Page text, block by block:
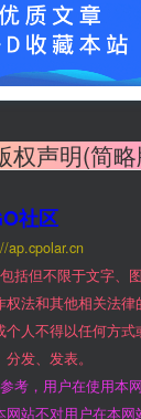
权声明(简
社区
ap.cpolar.cn
括但不限于文字、
权法和其他相关法律
人不得以任何方式
发、发表。
考，用户在使用本
网站不对用户在本